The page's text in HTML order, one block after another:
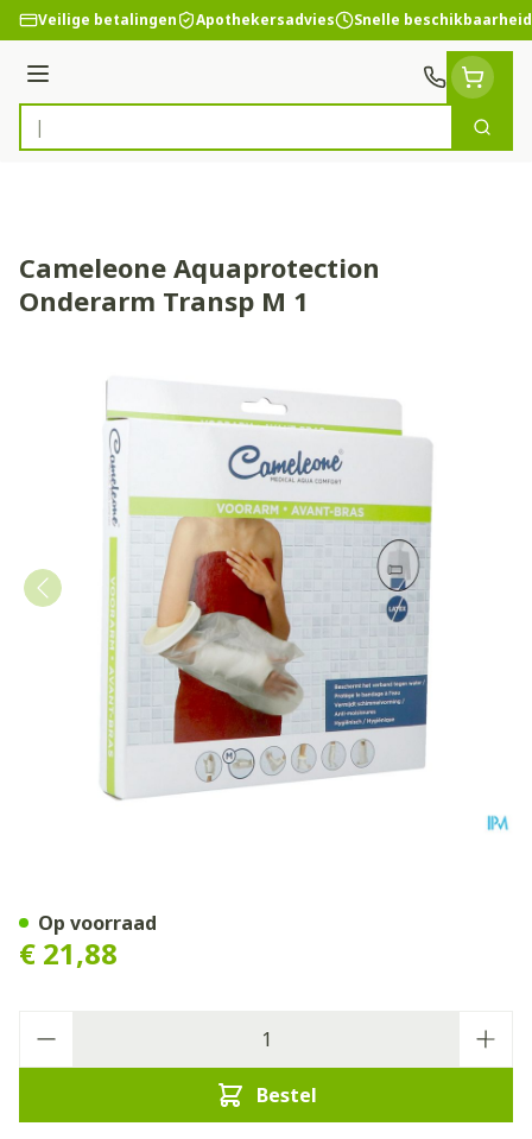
Ga naar de inhoud
Veilige betalingen Apothekersadvies Snelle beschikbaarheid
Menu
Product, merk, categorie...
Zoek
Cameleone Aquaprotection
Onderarm Transp M 1
€ 21,88
Bestel
Op voorraad